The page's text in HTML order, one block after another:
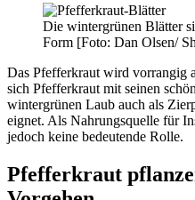
Die wintergrünen Blätter
Form [Foto: Dan Olsen/
Das Pfefferkraut wird vorrangig
sich Pfefferkraut mit seinen
wintergrünen Laub auch als
eignet. Als Nahrungsquelle für
jedoch keine bedeutende Rolle.
Pfefferkraut